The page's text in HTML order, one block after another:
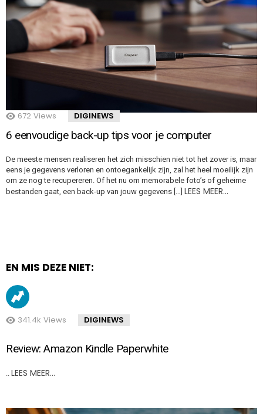
672 Views DIGINEWS
6 eenvoudige back-up tips voor je computer
De meeste mensen realiseren het zich misschien niet tot het zover is, maar
eens je gegevens verloren en ontoegankelijk zijn, zal het heel moeilijk zijn
om ze nog te recupereren. Of het nu om memorabele foto’s of geheime
bestanden gaat, een back-up van jouw gegevens […] LEES MEER…
EN MIS DEZE NIET:
341.4k Views DIGINEWS
Review: Amazon Kindle Paperwhite
LEES MEER…